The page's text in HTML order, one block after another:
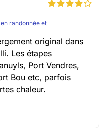
randonnée et
original dans
Les étapes
Port Vendres,
Bou etc, parfois
chaleur.